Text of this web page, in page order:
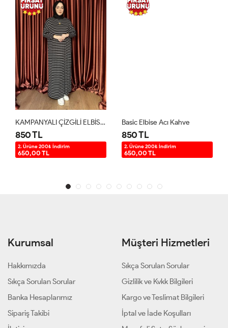
KAMPANYALI ÇİZGİLİ ELBİSE Siyah
850 TL
2. Ürüne 200₺ İndirim
650,00 TL
Basic Elbise Acı Kahve
850 TL
2. Ürüne 200₺ İndirim
650,00 TL
Kurumsal
Hakkımızda
Sıkça Sorulan Sorular
Banka Hesaplarımız
Sipariş Takibi
Müşteri Hizmetleri
Sıkça Sorulan Sorular
Gizlilik ve Kvkk Bilgileri
Kargo ve Teslimat Bilgileri
İptal ve İade Koşulları